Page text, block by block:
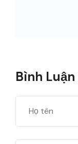
Bình Luận